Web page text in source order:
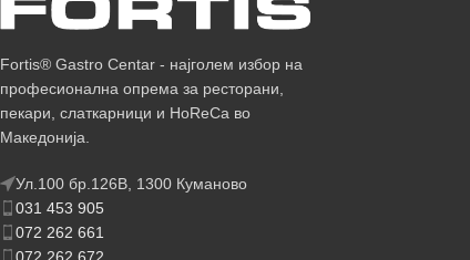
Fortis® Gastro Centar - најголем избор на
професионална опрема за ресторани,
пекари, слаткарници и HoReCa во
Македонија.
Ул.100 бр.126В, 1300 Куманово
031 453 905
072 262 661